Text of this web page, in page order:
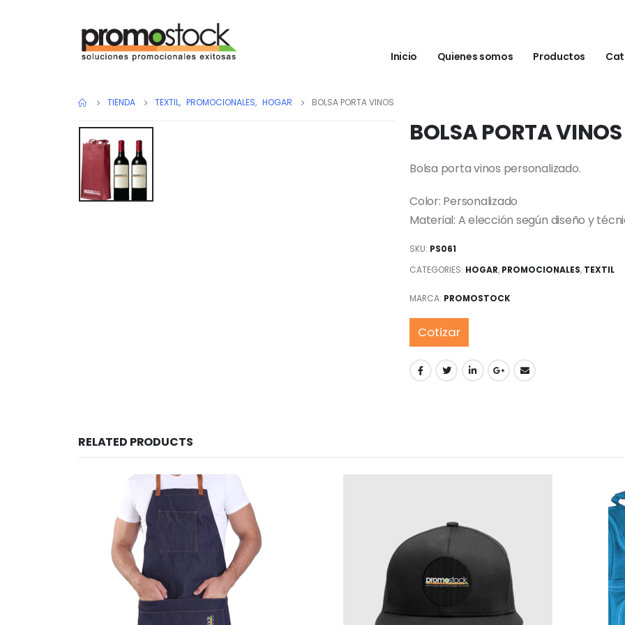
Inicio Quienes somos Productos
TIENDA TEXTIL, PROMOCIONALES, HOGAR BOLSA PORTA VINOS
BOLSA PORTA VINOS
Bolsa porta vinos personalizado.
Color: Personalizado
Material: A elección según diseño y
SKU: PS061
CATEGORIES: HOGAR, PROMOCIONALES, TEXTIL
MARCA: PROMOSTOCK
Cotizar
RELATED PRODUCTS